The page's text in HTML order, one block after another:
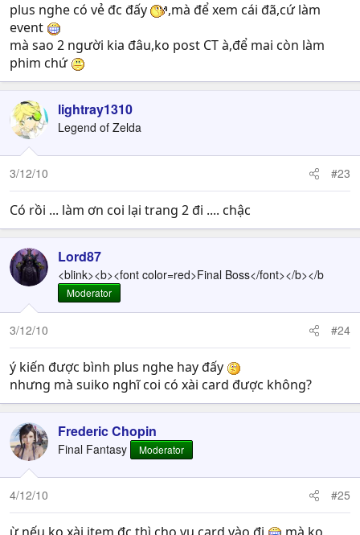
plus nghe có vẻ đc đấy
,mà để xem cái đã,cứ làm
event
mà sao 2 người kia đâu,ko post CT à,để mai còn làm
phim chứ
lightray1310
Legend of Zelda
3/12/10 #23
Có rồi ... làm ơn coi lại trang 2 đi .... chậc
Lord87
<blink><b><font color=red>Final Boss</font></b></b
Moderator
3/12/10 #24
ý kiến được bình plus nghe hay đấy
nhưng mà suiko nghĩ coi có xài card được không?
Frederic Chopin
Final Fantasy Moderator
4/12/10 #25